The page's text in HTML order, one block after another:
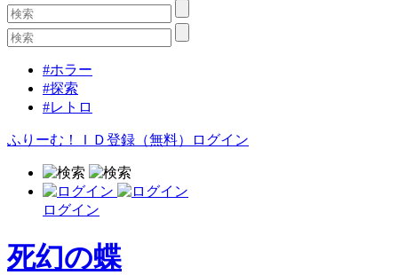
#ホラー
#探索
#レトロ
ふりーむ！ＩＤ登録（無料） ログイン
ログイン
死幻の蝶